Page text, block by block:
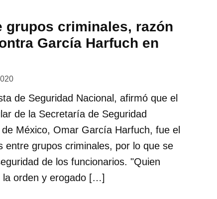
grupos criminales, razón
García Harfuch en
de Seguridad Nacional, afirmó que el
de la Secretaría de Seguridad
México, Omar García Harfuch, fue el
entre grupos criminales, por lo que se
de los funcionarios. "Quien
la orden y erogado […]